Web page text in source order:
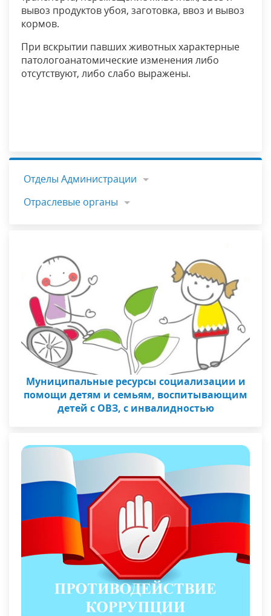
вывоз продуктов убоя, заготовка, ввоз и вывоз
кормов.
При вскрытии павших животных характерные
патологоанатомические изменения либо
отсутствуют, либо слабо выражены.
Отделы Администрации
Отраслевые органы
Муниципальные ресурсы социализации и
помощи детям и семьям, воспитывающим
детей с ОВЗ, с инвалидностью